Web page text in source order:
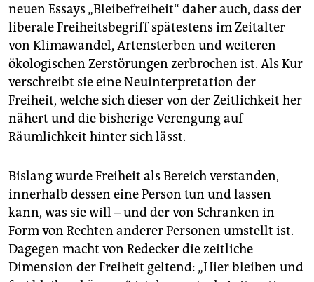
neuen Essays „Bleibefreiheit“ daher auch, dass der
liberale Freiheitsbegriff spätestens im Zeitalter
von Klimawandel, Artensterben und weiteren
ökologischen Zerstörungen zerbrochen ist. Als Kur
verschreibt sie eine Neuinterpretation der
Freiheit, welche sich dieser von der Zeitlichkeit her
nähert und die bisherige Verengung auf
Räumlichkeit hinter sich lässt.
Bislang wurde Freiheit als Bereich verstanden,
innerhalb dessen eine Person tun und lassen
kann, was sie will – und der von Schranken in
Form von Rechten anderer Personen umstellt ist.
Dagegen macht von Redecker die zeitliche
Dimension der Freiheit geltend: „Hier bleiben und